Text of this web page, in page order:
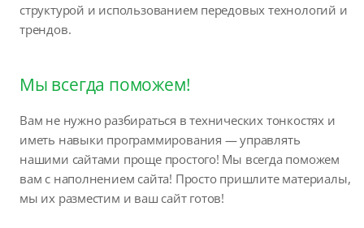
структурой и использованием передовых технологий и
трендов.
Мы всегда поможем!
Вам не нужно разбираться в технических тонкостях и
иметь навыки программирования — управлять
нашими сайтами проще простого! Мы всегда поможем
вам с наполнением сайта! Просто пришлите материалы,
мы их разместим и ваш сайт готов!